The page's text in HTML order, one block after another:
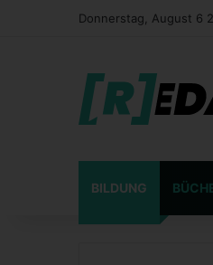
Donnerstag, August 6
BILDUNG